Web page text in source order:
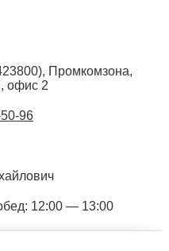
), Промкомзона,
офис 2
96
12:00 — 13:00